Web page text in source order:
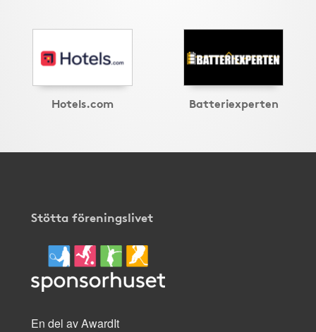
Hotels.com Batteriexperten
Stötta föreningslivet
En del av AwardIt